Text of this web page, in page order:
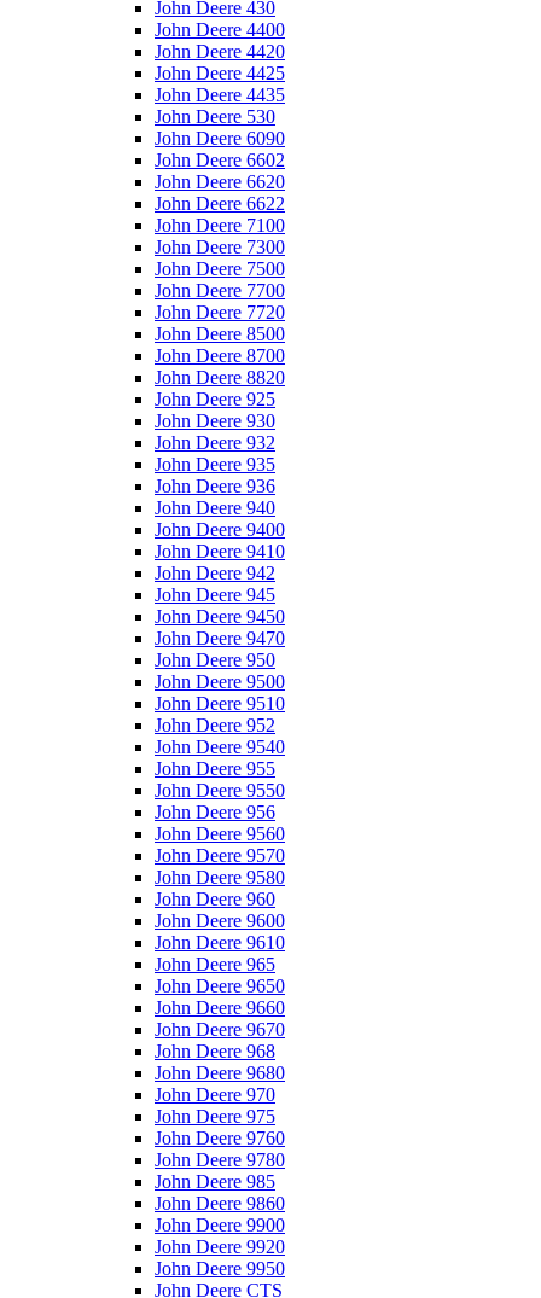
John Deere 430
John Deere 4400
John Deere 4420
John Deere 4425
John Deere 4435
John Deere 530
John Deere 6090
John Deere 6602
John Deere 6620
John Deere 6622
John Deere 7100
John Deere 7300
John Deere 7500
John Deere 7700
John Deere 7720
John Deere 8500
John Deere 8700
John Deere 8820
John Deere 925
John Deere 930
John Deere 932
John Deere 935
John Deere 936
John Deere 940
John Deere 9400
John Deere 9410
John Deere 942
John Deere 945
John Deere 9450
John Deere 9470
John Deere 950
John Deere 9500
John Deere 9510
John Deere 952
John Deere 9540
John Deere 955
John Deere 9550
John Deere 956
John Deere 9560
John Deere 9570
John Deere 9580
John Deere 960
John Deere 9600
John Deere 9610
John Deere 965
John Deere 9650
John Deere 9660
John Deere 9670
John Deere 968
John Deere 9680
John Deere 970
John Deere 975
John Deere 9760
John Deere 9780
John Deere 985
John Deere 9860
John Deere 9900
John Deere 9920
John Deere 9950
John Deere CTS